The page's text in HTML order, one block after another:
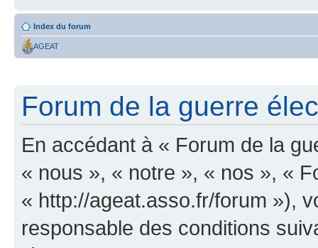
Index du forum
AGEAT
Forum de la guerre
En accédant à « Forum de la
« nous », « notre », « nos », «
« http://ageat.asso.fr/forum »),
responsable des conditions